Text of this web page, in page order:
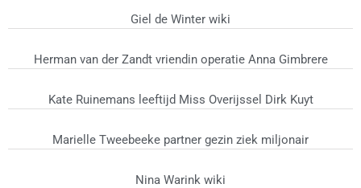
Giel de Winter wiki
Herman van der Zandt vriendin operatie Anna Gimbrere
Kate Ruinemans leeftijd Miss Overijssel Dirk Kuyt
Marielle Tweebeeke partner gezin ziek miljonair
Nina Warink wiki